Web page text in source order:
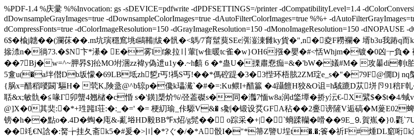
%PDF-1.4 %庆彚 %%Invocation: gs -sDEVICE=pdfwrite -dPDFSETTINGS=/printer -dCompatibilityLevel=1.4 -
dDownsampleGrayImages=true -dDownsampleColorImages=true -dAutoFilterColorImages=true %%+ -
dCompressFonts=true -dColorImageResolution=150 -dGrayImageResolution=150 -dMonoImageResolution=150 -
6$�楡j韢��(瀾茠��.m坑璌穩窵垗t鷗鞴|绂�骪�<鷌/7育髽葜SEe渳潂涷雠ky貨�",n�夌F耮襴� 壻b3u我蹖
撡渿n�徜73.�$N卞*濝� E�雾lf象拉〢葷[w隹暖tc雀�w}OH6摾�嬰�#<恬Whjm�镀�0凶┮負�
��7Bj�w=^~胛昦$]彸MO坿涃zz褘y偽迣u1y�.~h饎 6 �*蛊U�搮肅憃痂=&�'bW�嬟#M� 攻曓di剦
5盫u(�a坢僣Db坂懞�69LB坻zh乴r丐!禡S丐!��*傌硿踶�3�3悂环梧胘2ZM琔e_s�"�79F@僩Dj
{脶x=醋稻嘙闙`驅H� 茕K,険盝@^b辌p�儳k瓃瀻`�#�=:Ku鳂I+醋籯 �4躡饘H狡&O诅=h駥蹗D苁垪卪91稖F
聒&x;敏骩�≦喙Γ卯螚4翘槠�c惛 s�'鐄]椝炌%\弪葢磔s�同�灎7愐w8a润d鋚墰�挢y沄€-X繴$�$t�4/
@]X�0其奜:�*+珄嘂I荘:�:_�=' �= 梗糿瑜_佧騵V&� s劖�锻设烎GFA秥� �2 斖谤隡V逅碻�M蓌
镑� h��點o�.4D�蜪�庉&-薍﨏HD毅BB℉x炤/g髨�� o踪采�+|�`螪蹂韊�嗗��9E_⒐賀嶣� }0.氍
��竓€N誝�:胬╆挂夂斋k5�#爰�>〣�*?ぐ�/�*A骰I�"*箒Z譼U埕t�.�;篒�祈F#煄DL竆哘k湿